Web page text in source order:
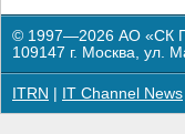
© 1997—2026 АО «СК
109147 г. Москва, ул.
ITRN IT Channel News